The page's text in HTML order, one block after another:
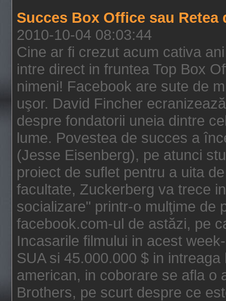
Succes Box Office sau Retea
2010-10-04 08:03:44
Cine ar fi crezut acum cativa
intre direct in fruntea Top Box
nimeni! Facebook are sute de
uşor. David Fincher
despre fondatorii uneia dintre
lume. Povestea de succes a
(Jesse Eisenberg), pe atunci
proiect de suflet pentru a uita
facultate, Zuckerberg va trece
socializare" printr-o mulţime de
facebook.com-ul de astăzi, pe
Incasarile filmului in acest
SUA si 45.000.000 $ in
american, in coborare se afla o
Brothers, pe scurt despre ce